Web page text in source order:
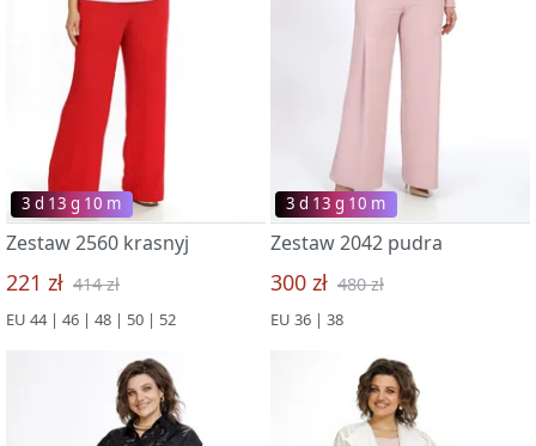
3 d 13 g 09 m
Zestaw 2560 krasnyj
221 zł 414 zł
EU 44 | 46 | 48 | 50 | 52
3 d 13 g 09 m
Zestaw 2042 pudra
300 zł 480 zł
EU 36 | 38